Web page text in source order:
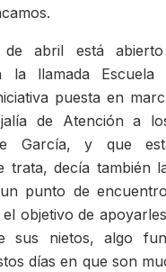
abril está
la llamada
puesta en
de Atención a
García, y que
trata, decía también
punto de
objetivo de
sus nietos, algo
días en que son